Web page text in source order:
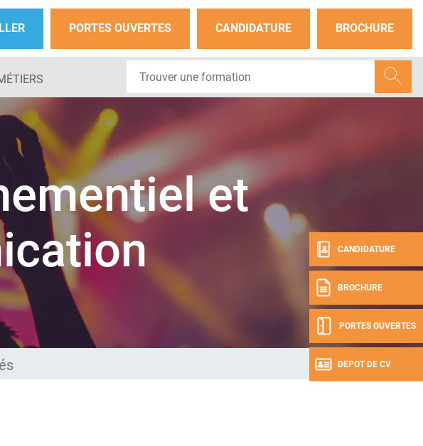
PORTES OUVERTES CANDIDATURE BROCHURE
CANDIDATURE
BROCHURE
PORTES OUVERTES
DEPOT DE CV
et